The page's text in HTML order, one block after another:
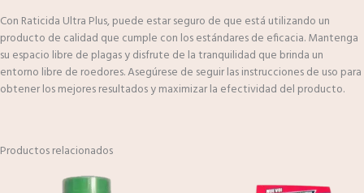
Con Raticida Ultra Plus, puede estar seguro de que está utilizando un
producto de calidad que cumple con los estándares de eficacia. Mantenga
su espacio libre de plagas y disfrute de la tranquilidad que brinda un
entorno libre de roedores. Asegúrese de seguir las instrucciones de uso para
obtener los mejores resultados y maximizar la efectividad del producto.
Productos relacionados